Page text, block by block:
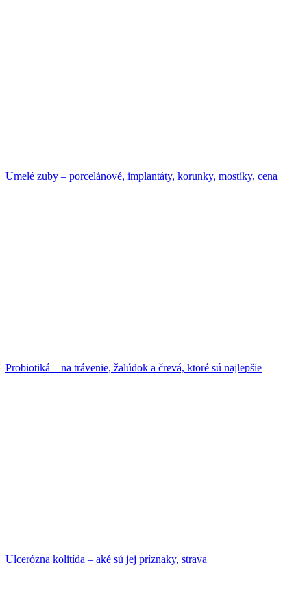
Umelé zuby – porcelánové, implantáty, korunky, mostíky, cena
Probiotiká – na trávenie, žalúdok a črevá, ktoré sú najlepšie
Ulcerózna kolitída – aké sú jej príznaky, strava